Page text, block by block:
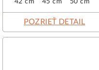
POZRIEŤ DETAIL